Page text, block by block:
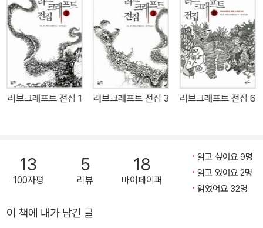
혀 다른 이(異)세계적 공포를 안겨주는 것이 특색이다. 스티븐 킹, 닐
게이먼, 클라이브 바커 등 현대 공포 및 환상 문학의 거장들이 경배를
아끼지 않는 전설적 작가이면서도 명성과 영향력에 걸맞지 않게 우리
나라에는 일본어 중역이나 일부 단편으로만 소개되어 독자들의 기다
림은 더욱 컸다. 1, 2권이 출간된 후 폭발적인 반응을 얻으며 2만 부를
돌파였다. 전 4권으로 완간된 황금가지판 『러브크래프트 전집』은 독
자들을 원조 공포의 제왕 H.P. 러브크래프트의 고급 고딕 공포의 세
가 러브크래프트. 그는 기괴한 작풍과 독특한 생활로 인해 당대 괴팍
한 은둔자, 정신이상자에 동성연애자로 매도받기도 했다. 그러나 곧
후배 작가들의 노력으로 재평가되어 이제는 활동하는 모든 공포 작가
범죄, 심령 등을 다룬 것에 비해 그의 소설은 인간이 가진 공포의 근원
러브크래프트 전집 1 러브크래프트 전집 3 러브크래프트 전집 6
13
100자평
5
리뷰
18
마이페이퍼
읽고 싶어요 9명
읽고 있어요 2명
읽었어요 32명
이 책에 내가 남긴 글